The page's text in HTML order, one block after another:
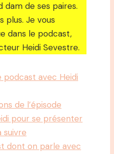
dam de ses paires.
plus. Je vous
dans le podcast,
Heidi Sevestre.
podcast avec Heidi
de l’épisode
pour se présenter
suivre
dont on parle avec